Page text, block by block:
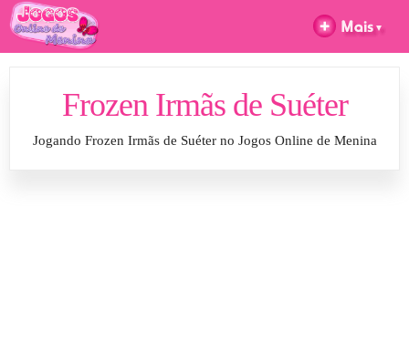
Frozen Irmãs de Suéter
Jogando Frozen Irmãs de Suéter no Jogos Online de Menina